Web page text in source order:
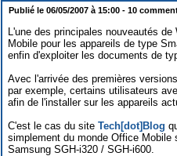
Publié le 06/05/2007 à 15:00 - 10
L'une des principales nouveautés
Mobile pour les appareils de type
enfin d'exploiter les documents de
Avec l'arrivée des premières
par exemple, certains utilisateurs
afin de l'installer sur les appareils
C'est le cas du site Tech[dot]Blog
simplement du monde Office
Samsung SGH-i320 / SGH-i600.